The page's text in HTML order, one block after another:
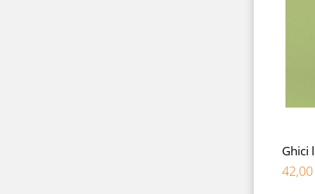
Ghici